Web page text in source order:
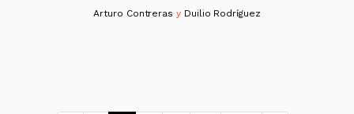
Arturo Contreras y Duilio Rodríguez